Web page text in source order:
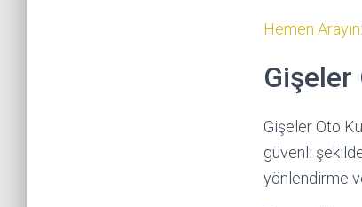
Hemen
Gişeler
Gişeler Oto
güvenli
yönlendirme